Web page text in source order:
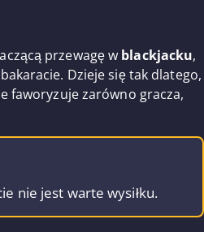
przewagę w blackjacku,
Dzieje się tak dlatego,
faworyzuje zarówno gracza,
nie jest warte wysiłku.